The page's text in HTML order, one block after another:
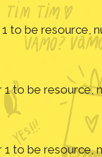
to be resource,
to be resource,
to be resource,